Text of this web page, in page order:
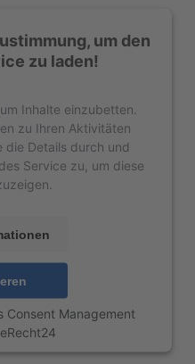
um den
zu laden!
Inhalte einzubetten.
zu Ihren Aktivitäten
die Details durch und
Service zu, um diese
Consent Management
eRecht24